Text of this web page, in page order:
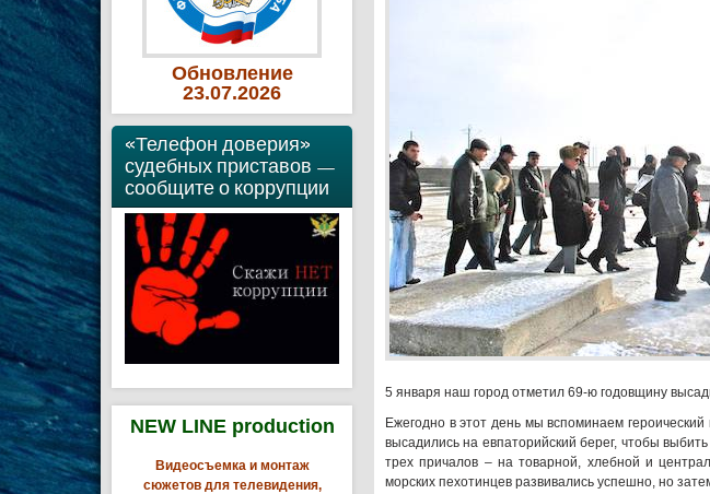
Обновление
23.07.2026
«Телефон доверия»
судебных приставов —
сообщите о коррупции
NEW LINE production
Видеосъемка и монтаж
сюжетов для телевидения,
5 января наш город отметил 69-ю годовщину
Ежегодно в этот день мы вспоминаем
высадились на евпаторийский берег, чтобы
трех причалов – на товарной, хлебной и
морских пехотинцев развивались успешно, но